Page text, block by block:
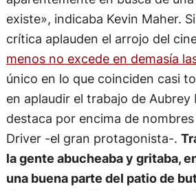
existe», indicaba Kevin Maher.
crítica aplauden el arrojo del
menos no excede en demasía
único en lo que coinciden casi
en aplaudir el trabajo de Aubrey
destaca por encima de
Driver -el gran protagonista-.
la gente abucheaba y gritaba,
una buena parte del patio de